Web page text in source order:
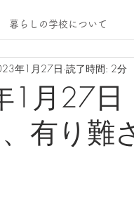
暮らしの学校について
1月27
有り難
年1月27日 読了時間: 2分